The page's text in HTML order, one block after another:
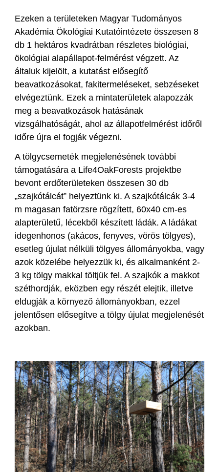
Ezeken a területeken Magyar Tudományos
Akadémia Ökológiai Kutatóintézete összesen 8
db 1 hektáros kvadrátban részletes biológiai,
ökológiai alapállapot-felmérést végzett. Az
általuk kijelölt, a kutatást elősegítő
beavatkozásokat, fakitermeléseket, sebzéseket
elvégeztünk. Ezek a mintaterületek alapozzák
meg a beavatkozások hatásának
vizsgálhatóságát, ahol az állapotfelmérést időről
időre újra el fogják végezni.
A tölgycsemeték megjelenésének további
támogatására a Life4OakForests projektbe
bevont erdőterületeken összesen 30 db
„szajkótálcát” helyeztünk ki. A szajkótálcák 3-4
m magasan fatörzsre rögzített, 60x40 cm-es
alapterületű, lécekből készített ládák. A ládákat
idegenhonos (akácos, fenyves, vörös tölgyes),
esetleg újulat nélküli tölgyes állományokba, vagy
azok közelébe helyezzük ki, és alkalmanként 2-
3 kg tölgy makkal töltjük fel. A szajkók a makkot
széthordják, eközben egy részét elejtik, illetve
eldugják a környező állományokban, ezzel
jelentősen elősegítve a tölgy újulat megjelenését
azokban.